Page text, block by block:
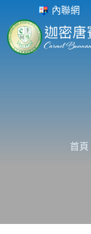
內聯網
首頁